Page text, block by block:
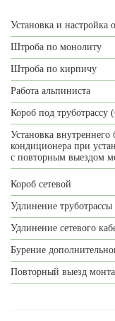
Установка и настройка
Штроба по монолиту
Штроба по кирпичу
Работа альпиниста
Короб под труботрассу
Установка внутреннего
кондиционера при
с повторным выездом
Короб сетевой
Удлинение труботрассы
Удлинение сетевого
Бурение
Повторный выезд